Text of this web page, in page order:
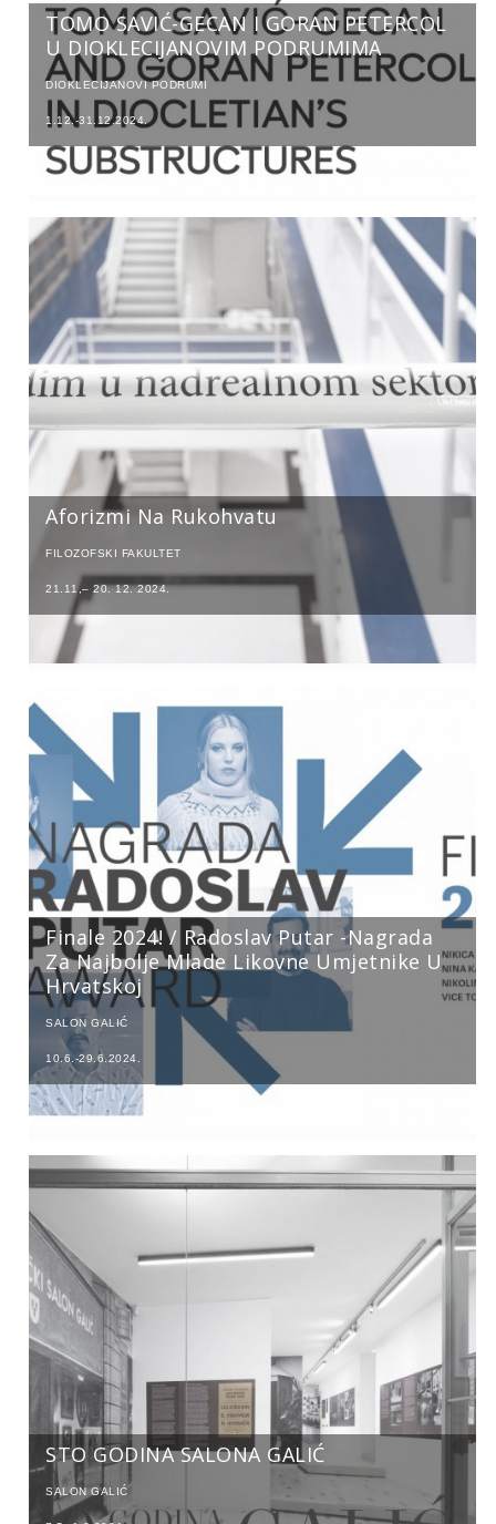
TOMO SAVIĆ-GECAN I GORAN PETERCOL
U DIOKLECIJANOVIM PODRUMIMA
DIOKLECIJANOVI PODRUMI
1.12.-31.12.2024.
Aforizmi Na Rukohvatu
FILOZOFSKI FAKULTET
21.11,– 20. 12. 2024.
Finale 2024! / Radoslav Putar -nagrada
Za Najbolje Mlade Likovne Umjetnike U
Hrvatskoj
SALON GALIĆ
10.6.-29.6.2024.
STO GODINA SALONA GALIĆ
SALON GALIĆ